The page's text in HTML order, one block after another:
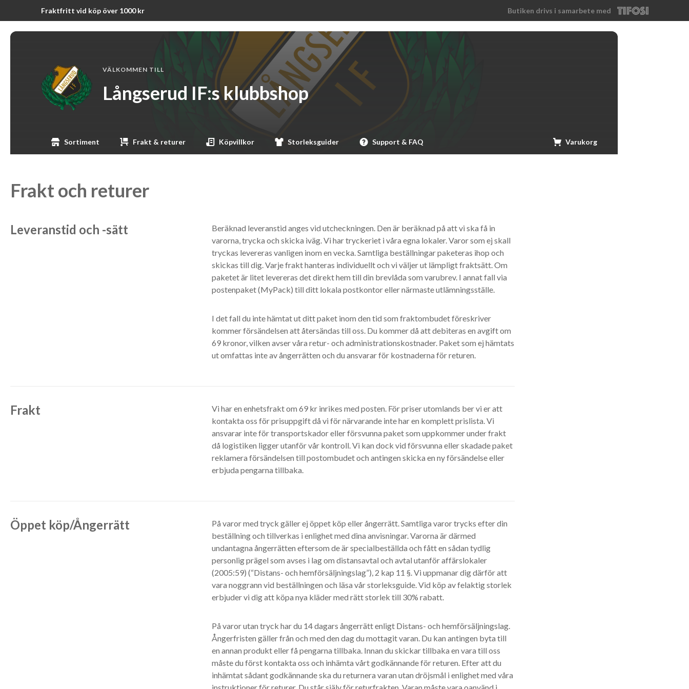
Fraktfritt vid köp över 1000 kr Butiken drivs i samarbete med
Tifosi
VÄLKOMMEN TILL
Långserud IF:s klubbshop
Sortiment Frakt & returer Köpvillkor Storleksguider Support & FAQ Varukorg
Frakt och returer
Leveranstid och -sätt
Beräknad leveranstid anges vid utcheckningen. Den är beräknad på att vi ska få in
varorna, trycka och skicka iväg. Vi har tryckeriet i våra egna lokaler. Varor som ej skall
tryckas levereras vanligen inom en vecka. Samtliga beställningar paketeras ihop och
skickas till dig. Varje frakt hanteras individuellt och vi väljer ut lämpligt fraktsätt. Om
paketet är litet levereras det direkt hem till din brevlåda som varubrev. I annat fall via
postenpaket (MyPack) till ditt lokala postkontor eller närmaste utlämningsställe.
I det fall du inte hämtat ut ditt paket inom den tid som fraktombudet föreskriver
kommer försändelsen att återsändas till oss. Du kommer då att debiteras en avgift om
69 kronor, vilken avser våra retur- och administrationskostnader. Paket som ej hämtats
ut omfattas inte av ångerrätten och du ansvarar för kostnaderna för returen.
Frakt
Vi har en enhetsfrakt om 69 kr inrikes med posten. För priser utomlands ber vi er att
kontakta oss för prisuppgift då vi för närvarande inte har en komplett prislista. Vi
ansvarar inte för transportskador eller försvunna paket som uppkommer under frakt
då logistiken ligger utanför vår kontroll. Vi kan dock vid försvunna eller skadade paket
reklamera försändelsen till postombudet och antingen skicka en ny försändelse eller
erbjuda pengarna tillbaka.
Öppet köp/Ångerrätt
På varor med tryck gäller ej öppet köp eller ångerrätt. Samtliga varor trycks efter din
beställning och tillverkas i enlighet med dina anvisningar. Varorna är därmed
undantagna ångerrätten eftersom de är specialbeställda och fått en sådan tydlig
personlig prägel som avses i lag om distansavtal och avtal utanför affärslokaler
(2005:59) (“Distans- och hemförsäljningslag”), 2 kap 11 §. Vi uppmanar dig därför att
vara noggrann vid beställningen och läsa vår storleksguide. Vid köp av felaktig storlek
erbjuder vi dig att köpa nya kläder med rätt storlek till 30% rabatt.
På varor utan tryck har du 14 dagars ångerrätt enligt Distans- och hemförsäljningslag.
Ångerfristen gäller från och med den dag du mottagit varan. Du kan antingen byta till
en annan produkt eller få pengarna tillbaka. Innan du skickar tillbaka en vara till oss
måste du först kontakta oss och inhämta vårt godkännande för returen. Efter att du
inhämtat sådant godkännande ska du returnera varan utan dröjsmål i enlighet med våra